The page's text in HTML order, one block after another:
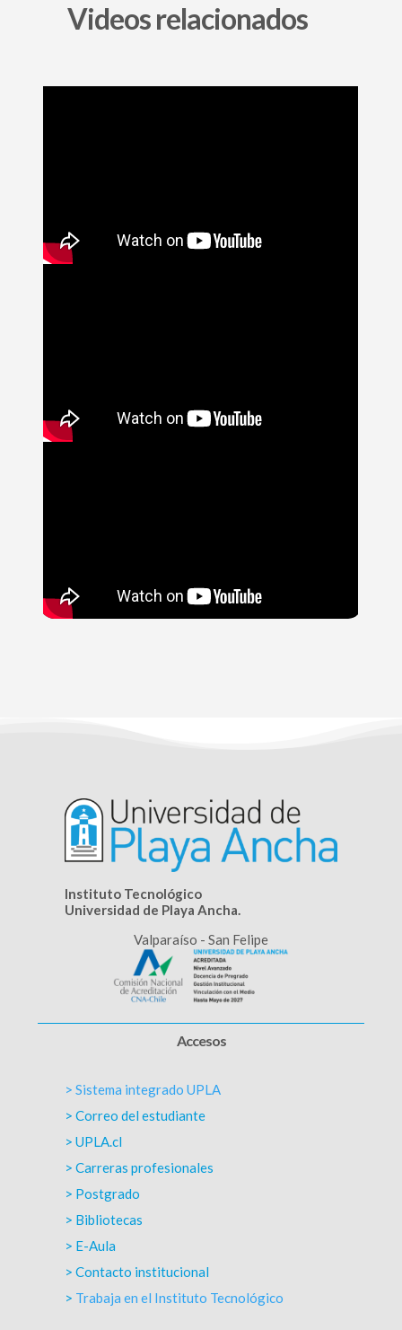
Videos relacionados
Instituto Tecnológico
Universidad de Playa Ancha.
Valparaíso - San Felipe
Accesos
> Sistema integrado UPLA
> Correo del estudiante
> UPLA.cl
> Carreras profesionales
> Postgrado
> Bibliotecas
> E-Aula
> Contacto institucional
> Trabaja en el Instituto Tecnológico